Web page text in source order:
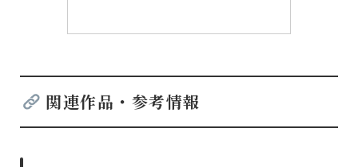
関連作品・参考情報